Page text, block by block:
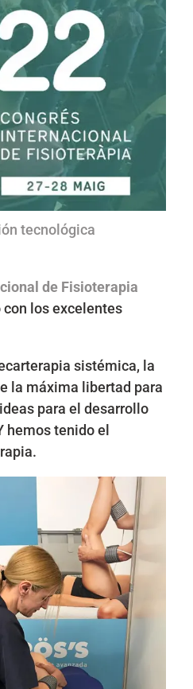
tecnológica
de Fisioterapia
los excelentes
sistémica, la
la máxima libertad para
para el desarrollo
hemos tenido el